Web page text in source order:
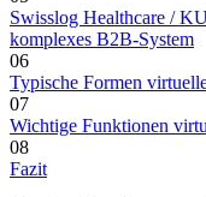
Swisslog Healthcare /
komplexes B2B-System
06
Typische Formen
07
Wichtige Funktionen
08
Fazit